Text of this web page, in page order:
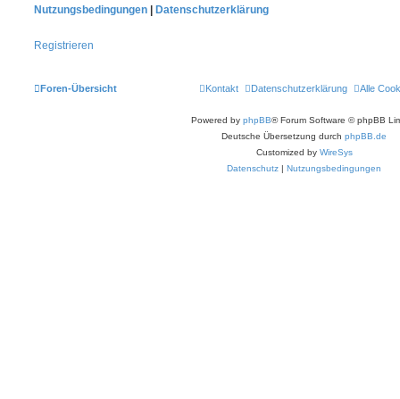
Nutzungsbedingungen | Datenschutzerklärung
Registrieren
Foren-Übersicht Alle
Datenschutzerklärung
Kontakt
Powered by phpBB® Forum Software © phpBB
Deutsche Übersetzung durch phpBB.de
Customized by WireSys
Datenschutz | Nutzungsbedingungen